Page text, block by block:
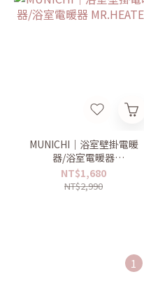
MUNICHI｜浴室壁掛電暖
器/浴室電暖器
MR.HEATER
NT$1,680
NT$2,990
1